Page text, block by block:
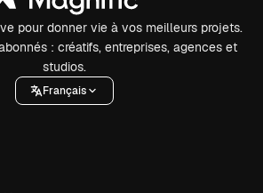
pour donner vie à vos meilleurs projets.
: créatifs, entreprises, agences et
studios.
Français